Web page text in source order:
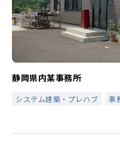
静岡県内某事務所
システム建築・プレハブ 事